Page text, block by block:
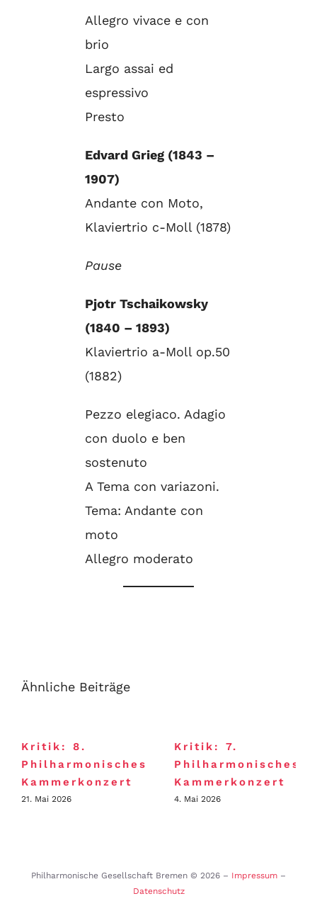
Allegro vivace e con
brio
Largo assai ed
espressivo
Presto
Edvard Grieg (1843 –
1907)
Andante con Moto,
Klaviertrio c-Moll (1878)
Pause
Pjotr Tschaikowsky
(1840 – 1893)
Klaviertrio a-Moll op.50
(1882)
Pezzo elegiaco. Adagio
con duolo e ben
sostenuto
A Tema con variazoni.
Tema: Andante con
moto
Allegro moderato
Ähnliche Beiträge
Kritik: 8.
Philharmonisches
Kammerkonzert
21. Mai 2026
Kritik: 7.
Philharmonisches
Kammerkonzert
4. Mai 2026
Philharmonische Gesellschaft Bremen © 2026 – Impressum –
Datenschutz